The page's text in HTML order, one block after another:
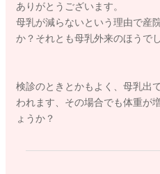
ありがとうございます。
母乳が減らないという理由で産
か？それとも母乳外来のほうで
検診のときとかもよく、母乳出
われます、その場合でも体重が
ょうか？